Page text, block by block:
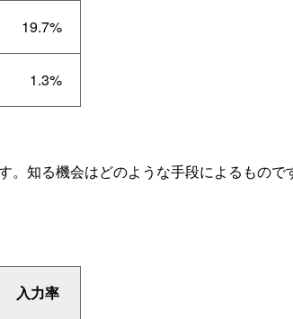
19.7%
1.3%
知る機会はどのような手段によるもので
入力率